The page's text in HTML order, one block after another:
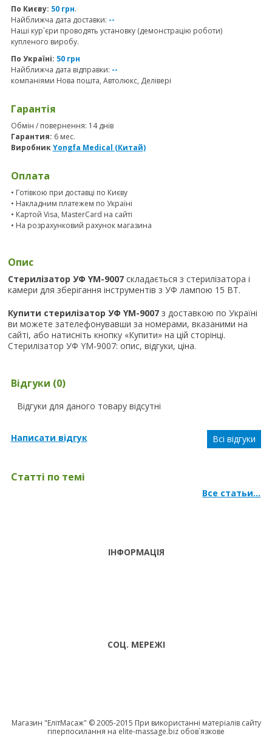
По Києву: 50 грн.
Найближча дата доставки: --
Наші кур`єри проводять установку (демонстрацію роботи)
купленого виробу.
По Україні: 50 грн
Найближча дата відправки: --
компаніями Нова пошта, Автолюкс, Делівері
Гарантія
Обмін / повернення: 14 днів
Гарантия: 6 мес.
Виробник Yongfa Medical (Китай)
Оплата
• Готівкою при доставці по Києву
• Накладним платежем по Україні
• Картой Visa, MasterCard на сайті
• На розрахунковий рахунок магазина
Опис
Стерилізатор УФ YM-9007 складається з стерилізатора і
камери для зберігання інструментів з УФ лампою 15 ВТ.
Купити стерилізатор УФ YM-9007 з доставкою по Україні
ви можете зателефонувавши за номерами, вказаними на
сайті, або натисніть кнопку «Купити» на цій сторінці.
Стерилізатор УФ YM-9007: опис, відгуки, ціна.
Відгуки (0)
Відгуки для даного товару відсутні
Написати відгук Всі відгуки
Статті по темі
Стерилізатор для інструментів - гарантія безпеки процедур
Все статьи...
ІНФОРМАЦІЯ
СОЦ. МЕРЕЖІ
Магазин "EлітМасаж" © 2005-2015 При використанні матеріалів сайту
гіперпосилання на elite-massage.biz обов`язкове